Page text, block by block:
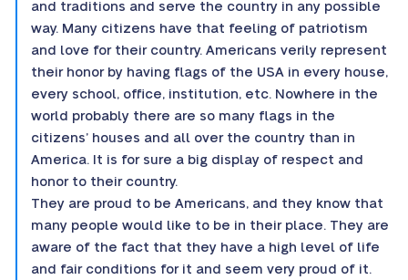
and traditions and serve the country in any possible
way. Many citizens have that feeling of patriotism
and love for their country. Americans verily represent
their honor by having flags of the USA in every house,
every school, office, institution, etc. Nowhere in the
world probably there are so many flags in the
citizens’ houses and all over the country than in
America. It is for sure a big display of respect and
honor to their country.
They are proud to be Americans, and they know that
many people would like to be in their place. They are
aware of the fact that they have a high level of life
and fair conditions for it and seem very proud of it.